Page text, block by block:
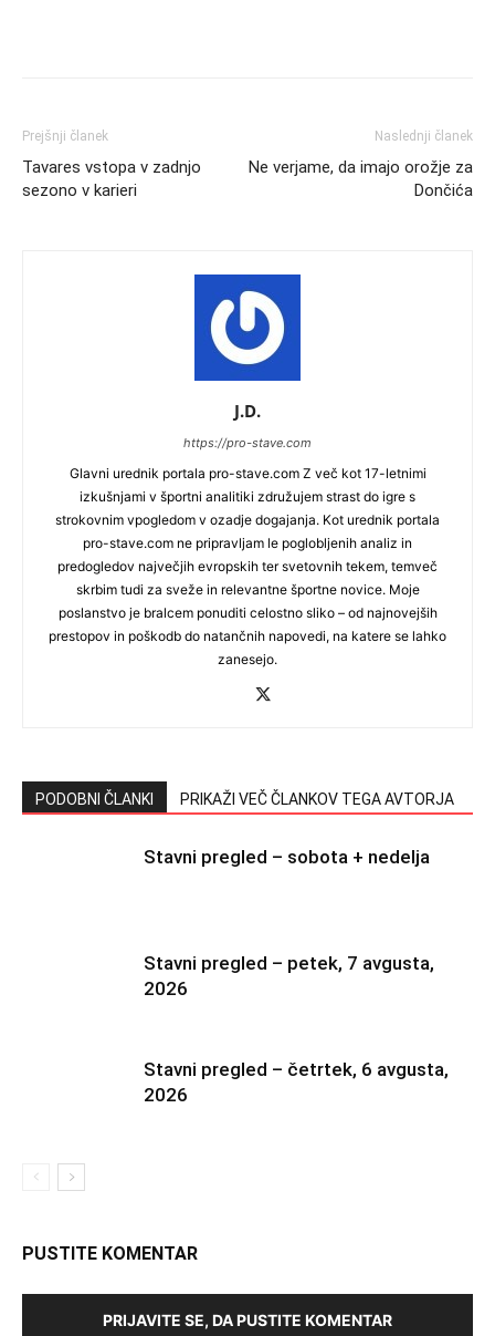
Prejšnji članek
Tavares vstopa v zadnjo
sezono v karieri
Naslednji članek
Ne verjame, da imajo orožje za
Dončića
J.D.
https://pro-stave.com
Glavni urednik portala pro-stave.com Z več kot 17-letnimi
izkušnjami v športni analitiki združujem strast do igre s
strokovnim vpogledom v ozadje dogajanja. Kot urednik portala
pro-stave.com ne pripravljam le poglobljenih analiz in
predogledov največjih evropskih ter svetovnih tekem, temveč
skrbim tudi za sveže in relevantne športne novice. Moje
poslanstvo je bralcem ponuditi celostno sliko – od najnovejših
prestopov in poškodb do natančnih napovedi, na katere se lahko
zanesejo.
PODOBNI ČLANKI PRIKAŽI VEČ ČLANKOV TEGA AVTORJA
Stavni pregled – sobota + nedelja
Stavni pregled – petek, 7 avgusta,
2026
Stavni pregled – četrtek, 6 avgusta,
2026
PUSTITE KOMENTAR
PRIJAVITE SE, DA PUSTITE KOMENTAR